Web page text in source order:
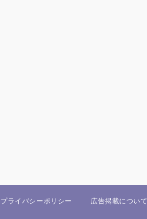
プライバシーポリシー 広告掲載について